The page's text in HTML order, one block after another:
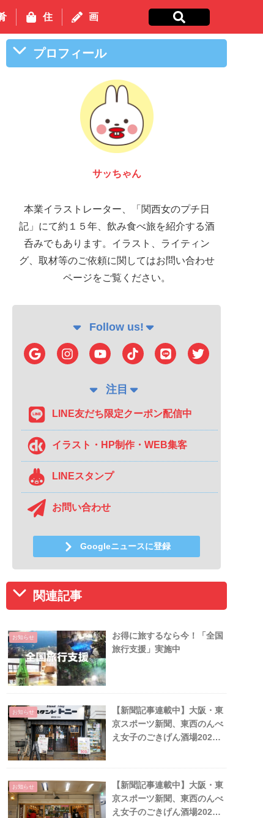
住 画
プロフィール
サッちゃん
本業イラストレーター、「関西女のプチ日
記」にて約１５年、飲み食べ旅を紹介する酒
呑みでもあります。イラスト、ライティン
グ、取材等のご依頼に関してはお問い合わせ
ページをご覧ください。
Follow us!
注目
LINE友だち限定クーポン配信中
イラスト・HP制作・WEB集客
LINEスタンプ
お問い合わせ
Googleニュースに登録
関連記事
お知らせ
お得に旅するなら今！「全国
旅行支援」実施中
お知らせ
【新聞記事連載中】大阪・東
京スポーツ新聞、東西のんべ
え女子のごきげん酒場2025
お知らせ
【新聞記事連載中】大阪・東
京スポーツ新聞、東西のんべ
え女子のごきげん酒場2025